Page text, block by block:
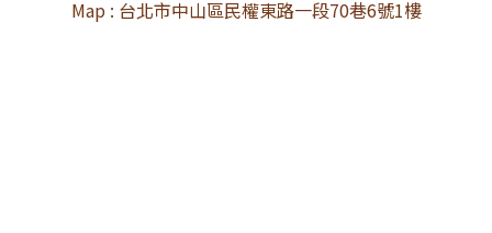
Map : 台北市中山區民權東路一段70巷6號1樓